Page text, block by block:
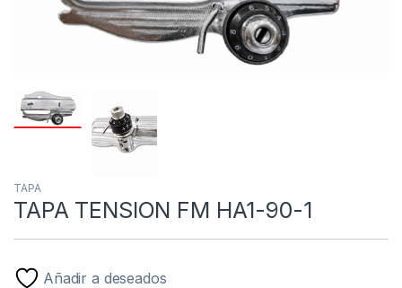
TAPA
TAPA TENSION FM HA1-90-1
Añadir a deseados